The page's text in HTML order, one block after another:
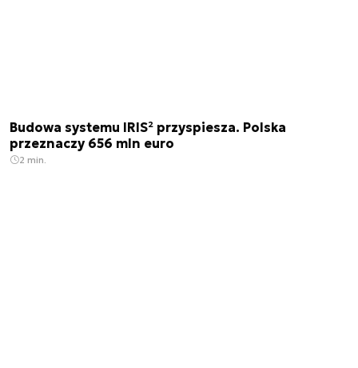
Budowa systemu IRIS² przyspiesza. Polska
przeznaczy 656 mln euro
2 min.